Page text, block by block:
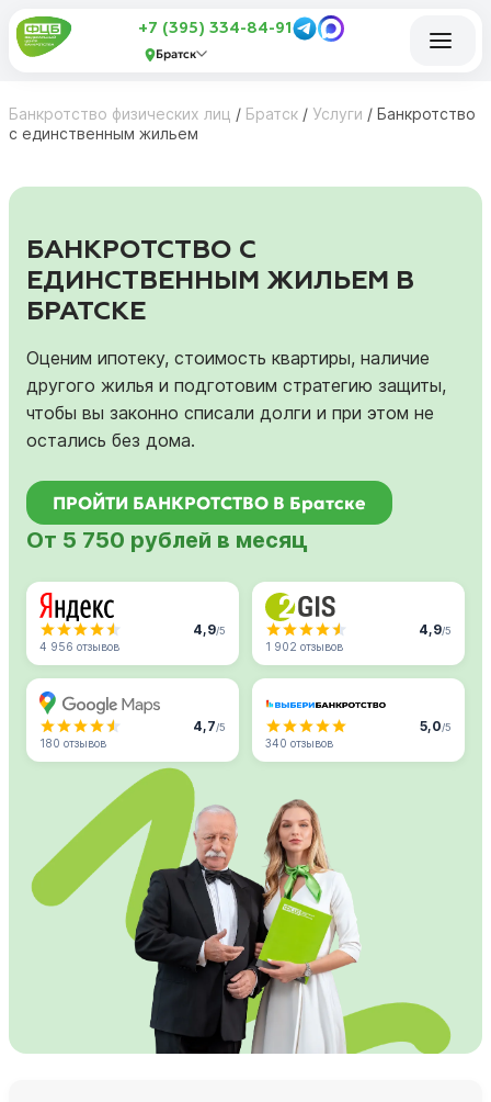
+7 (395) 334-84-91
Братск
Банкротство физических лиц / Братск / Услуги / Банкротство
с единственным жильем
БАНКРОТСТВО С
ЕДИНСТВЕННЫМ ЖИЛЬЕМ В
БРАТСКЕ
Оценим ипотеку, стоимость квартиры, наличие
другого жилья и подготовим стратегию защиты,
чтобы вы законно списали долги и при этом не
остались без дома.
ПРОЙТИ БАНКРОТСТВО В Братске
От 5 750 рублей в месяц
4,9/5
4 956 отзывов
4,9/5
1 902 отзывов
4,7/5
180 отзывов
5,0/5
340 отзывов